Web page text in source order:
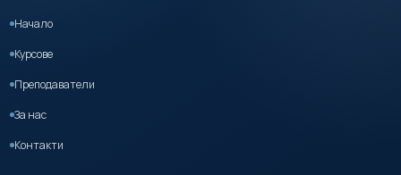
Начало
Курсове
Преподаватели
За нас
Контакти